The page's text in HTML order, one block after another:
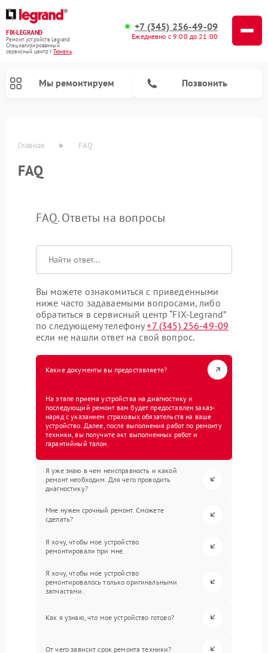
FIX-LEGRAND
Ремонт устройств Legrand
Специализированный
cервисный центр г.Тюмень
+7 (345) 256-49-09
Ежедневно с 9:00 до 21:00
Мы ремонтируем Позвонить
Главная FAQ
FAQ
FAQ. Ответы на вопросы
Вы можете ознакомиться с приведенными
ниже часто задаваемыми вопросами, либо
обратиться в сервисный центр “FIX-Legrand”
по следующему телефону+7 (345) 256-49-09
если не нашли ответ на свой вопрос.
Какие документы вы предоставляете?
На этапе приема устройства на диагностику и
последующий ремонт вам будет предоставлен заказ-
наряд с указанием страховых обязательств на ваше
устройство. Далее, после выполнения работ по ремонту
техники, вы получите акт выполненных работ и
гарантийный талон.
Я уже знаю в чем неисправность и какой
ремонт необходим. Для чего проводить
диагностику?
Мне нужен срочный ремонт. Сможете
сделать?
Я хочу, чтобы мое устройство
ремонтировали при мне.
Я хочу, чтобы мое устройство
ремонтировалось только оригинальными
запчастями.
Как я узнаю, что мое устройство готово?
От чего зависит срок ремонта техники?